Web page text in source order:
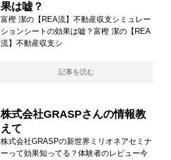
果は嘘？
富樫 潔の【REA流】不動産収支シミュレー
ションシートの効果は嘘？富樫 潔の【REA
流】不動産収支シ
記事を読む
株式会社GRASPさんの情報教
えて
株式会社GRASPの新世界ミリオネアセミナ
ーって効果知ってる？体験者のレビュー今